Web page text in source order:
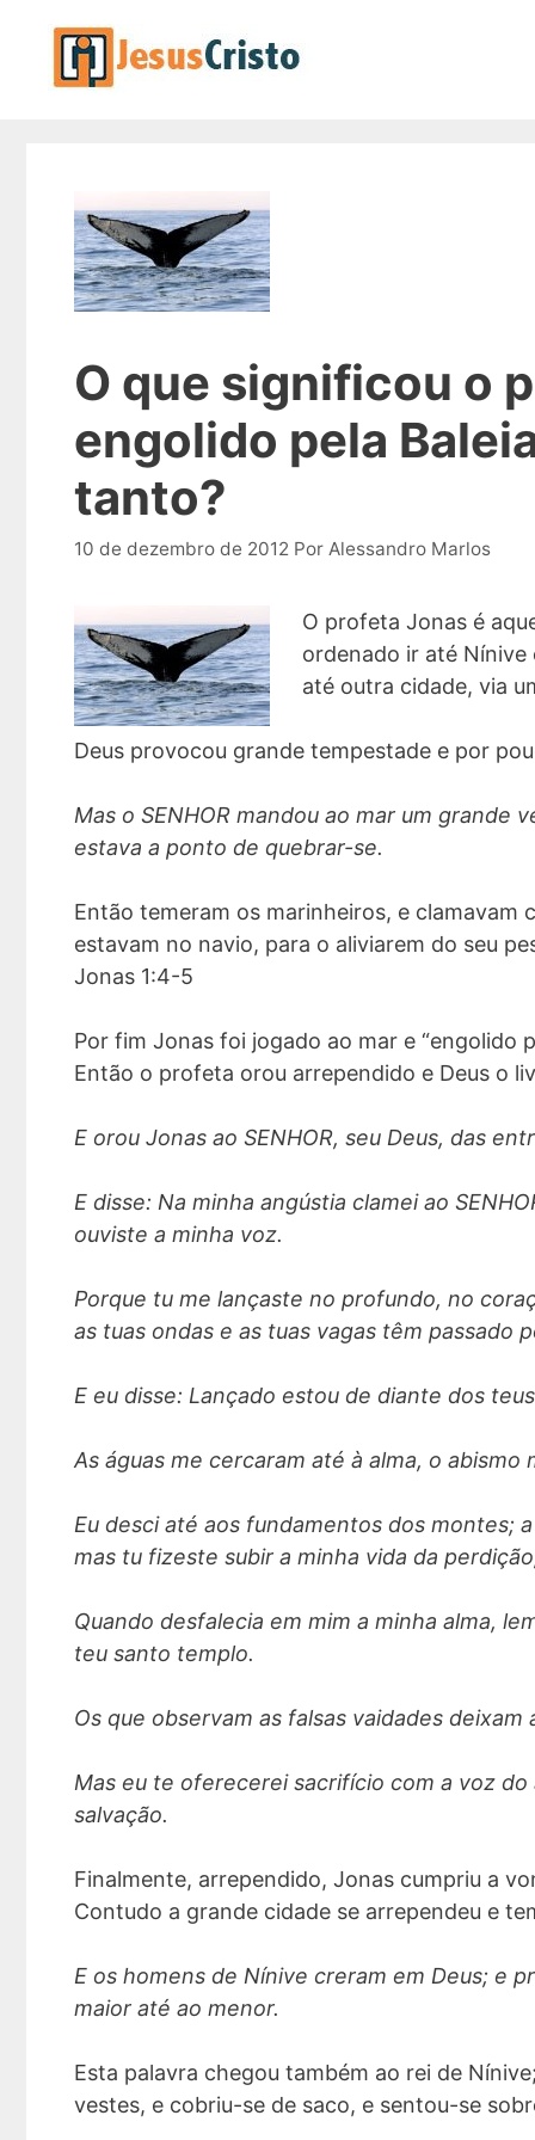
O que significou o
engolido pela
tanto?
10 de dezembro de 2012 Por Alessandro Marlos
O profeta Jonas é
ordenado ir até
até outra cidade, via
Deus provocou grande tempestade e por
Mas o SENHOR mandou ao mar um
estava a ponto de quebrar-se.
Então temeram os marinheiros, e clamavam
estavam no navio, para o aliviarem do seu
Jonas 1:4-5
Por fim Jonas foi jogado ao mar e “engolido
Então o profeta orou arrependido e Deus o
E orou Jonas ao SENHOR, seu Deus, das
E disse: Na minha angústia clamei ao
ouviste a minha voz.
Porque tu me lançaste no profundo, no
as tuas ondas e as tuas vagas têm passado
E eu disse: Lançado estou de diante dos
As águas me cercaram até à alma, o
Eu desci até aos fundamentos dos montes;
mas tu fizeste subir a minha vida da
Quando desfalecia em mim a minha alma,
teu santo templo.
Os que observam as falsas vaidades deixam
Mas eu te oferecerei sacrifício com a voz
salvação.
Finalmente, arrependido, Jonas cumpriu a
Contudo a grande cidade se arrependeu e
E os homens de Nínive creram em Deus; e
maior até ao menor.
Esta palavra chegou também ao rei de
vestes, e cobriu-se de saco, e sentou-se